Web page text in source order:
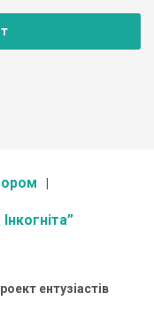
ентузіастів